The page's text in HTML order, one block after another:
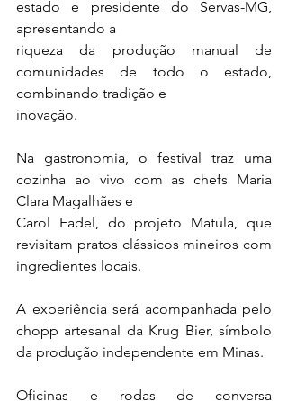
estado e presidente do Servas-MG,
apresentando a
riqueza da produção manual de
comunidades de todo o estado,
combinando tradição e
inovação.
Na gastronomia, o festival traz uma
cozinha ao vivo com as chefs Maria
Clara Magalhães e
Carol Fadel, do projeto Matula, que
revisitam pratos clássicos mineiros com
ingredientes locais.
A experiência será acompanhada pelo
chopp artesanal da Krug Bier, símbolo
da produção independente em Minas.
Oficinas e rodas de conversa